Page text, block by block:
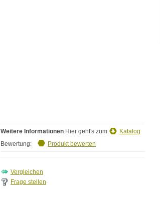
Weitere Informationen Hier geht's zum
Katalog
Bewertung:
Produkt bewerten
Frage stellen